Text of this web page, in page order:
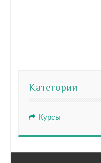
Категории
Курсы